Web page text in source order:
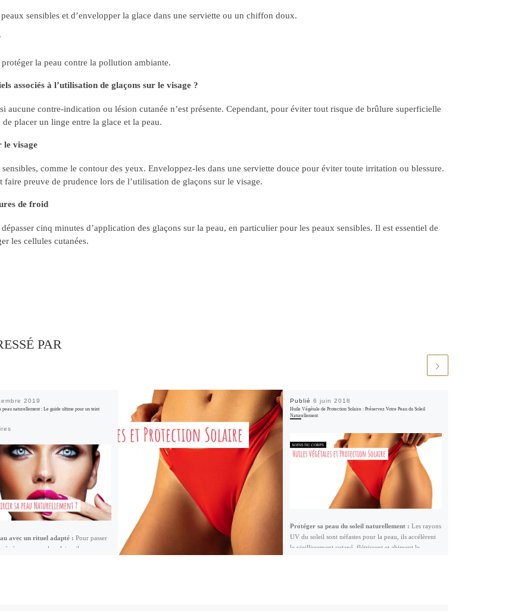
sensibles et d’envelopper la glace dans une serviette ou un chiffon doux.
la peau contre la pollution ambiante.
associés à l’utilisation de glaçons sur le visage ?
aucune contre-indication ou lésion cutanée n’est présente. Cependant, pour éviter tout risque de brûlure superficielle
placer un linge entre la glace et la peau.
le visage
comme le contour des yeux. Enveloppez-les dans une serviette douce pour éviter toute irritation ou blessure.
preuve de prudence lors de l’utilisation de glaçons sur le visage.
de froid
cinq minutes d’application des glaçons sur la peau, en particulier pour les peaux sensibles. Il est essentiel de
les cellules cutanées.
PAR
2019
peau naturellement : Le guide ultime pour un teint
avec un rituel adapté : Pour passer
à une peau plus claire, il y a une
Publié 6 juin 2018
Huile Végétale de Protection Solaire : Préservez Votre Peau du Soleil
Naturellement
Protéger sa peau du soleil naturellement : Les rayons
UV du soleil sont néfastes pour la peau, ils accélèrent
le vieillissement cutané, flétrissent et abiment le